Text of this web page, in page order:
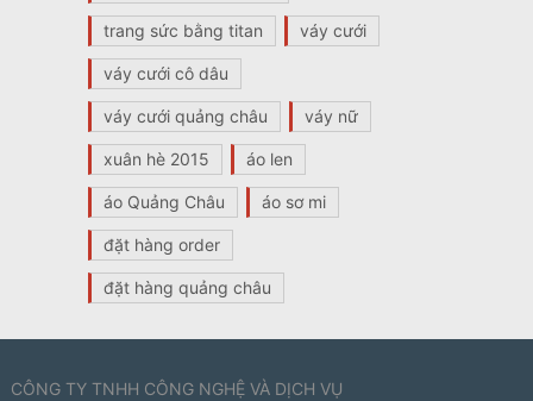
trang sức bằng titan váy cưới
váy cưới cô dâu
váy cưới quảng châu váy nữ
xuân hè 2015 áo len
áo Quảng Châu áo sơ mi
đặt hàng order
đặt hàng quảng châu
CÔNG TY TNHH CÔNG NGHỆ VÀ DỊCH VỤ